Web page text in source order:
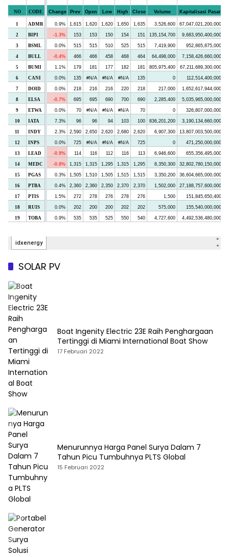
SOLAR PV
Boat Ingenity Electric 23E Raih Penghargaan
Tertinggi di Miami International Boat Show
17 Februari 2022
Menurunnya Harga Panel Surya Dalam 7
Tahun Picu Tumbuhnya PLTS Global
15 Februari 2022